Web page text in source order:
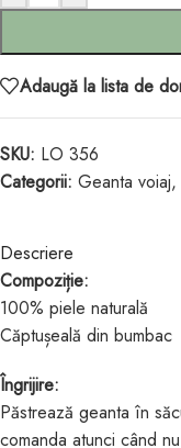
Adaugă la lista de
SKU: LO 356
Categorii: Geanta voiaj,
Descriere
Compoziție:
100% piele naturală
Căptușeală din bumbac
Îngrijire:
Păstrează geanta în
comanda atunci când